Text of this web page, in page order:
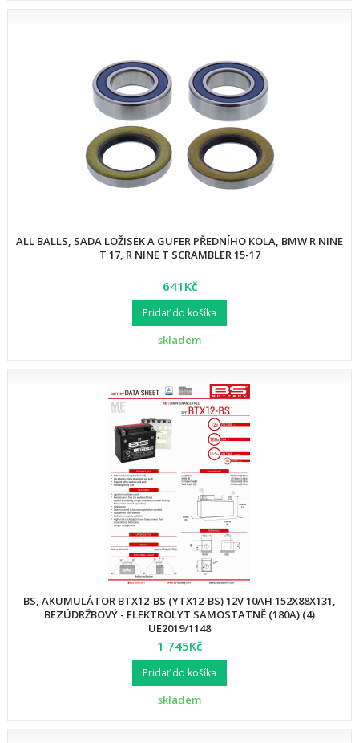
ALL BALLS, SADA LOŽISEK A GUFER PŘEDNÍHO KOLA, BMW R NINE
T 17, R NINE T SCRAMBLER 15-17
641Kč
Pridať do košíka
skladem
BS, AKUMULÁTOR BTX12-BS (YTX12-BS) 12V 10AH 152X88X131,
BEZÚDRŽBOVÝ - ELEKTROLYT SAMOSTATNĚ (180A) (4)
UE2019/1148
1 745Kč
Pridať do košíka
skladem